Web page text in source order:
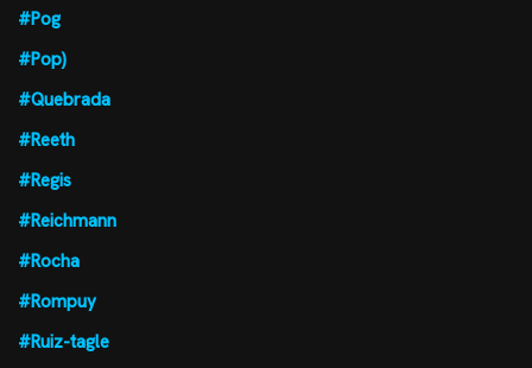
#Pog
#Pop)
#Quebrada
#Reeth
#Regis
#Reichmann
#Rocha
#Rompuy
#Ruiz-tagle